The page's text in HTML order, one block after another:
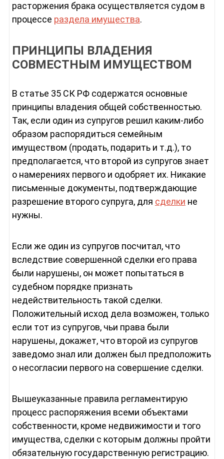
расторжения брака осуществляется судом в
процессе раздела имущества.
ПРИНЦИПЫ ВЛАДЕНИЯ
СОВМЕСТНЫМ ИМУЩЕСТВОМ
В статье 35 СК РФ содержатся основные
принципы владения общей собственностью.
Так, если один из супругов решил каким-либо
образом распорядиться семейным
имуществом (продать, подарить и т.д.), то
предполагается, что второй из супругов знает
о намерениях первого и одобряет их. Никакие
письменные документы, подтверждающие
разрешение второго супруга, для сделки не
нужны.
Если же один из супругов посчитал, что
вследствие совершенной сделки его права
были нарушены, он может попытаться в
судебном порядке признать
недействительность такой сделки.
Положительный исход дела возможен, только
если тот из супругов, чьи права были
нарушены, докажет, что второй из супругов
заведомо знал или должен был предположить
о несогласии первого на совершение сделки.
Вышеуказанные правила регламентирую
процесс распоряжения всеми объектами
собственности, кроме недвижимости и того
имущества, сделки с которым должны пройти
обязательную государственную регистрацию.